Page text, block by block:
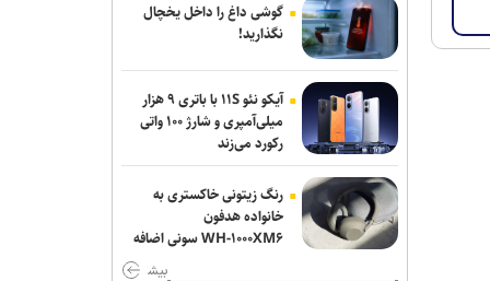
گوشی داغ را داخل یخچال
نگذارید!
آیکو نئو ۱۱S با باتری ۹ هزار
میلی‌آمپری و شارژ ۱۰۰ واتی
رکورد می‌زند
رنگ زیتونی خاکستری به
خانواده هدفون
WH-۱۰۰۰XM۶ سونی اضافه
بیش